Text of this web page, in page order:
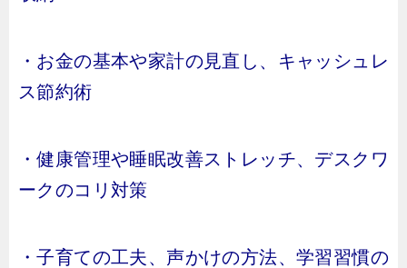
・お金の基本や家計の見直し、キャッシュレ
ス節約術
・健康管理や睡眠改善ストレッチ、デスクワ
ークのコリ対策
・子育ての工夫、声かけの方法、学習習慣の